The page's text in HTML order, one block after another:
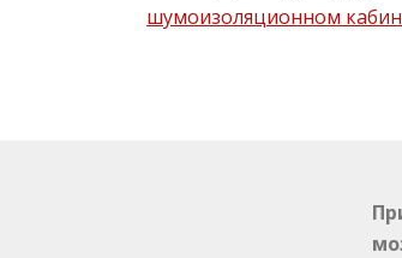
шумоизоляционном